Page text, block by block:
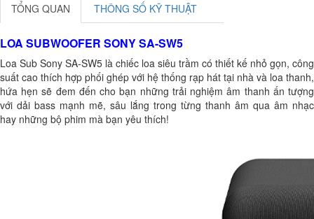
TỔNG QUAN THÔNG SỐ KỸ THUẬT
LOA SUBWOOFER SONY SA-SW5
Loa Sub Sony SA-SW5 là chiếc loa siêu trầm có thiết kế nhỏ gọn, công
suất cao thích hợp phối ghép với hệ thống rạp hát tại nhà và loa thanh,
hứa hẹn sẽ đem đến cho bạn những trải nghiệm âm thanh ấn tượng
với dải bass mạnh mẽ, sâu lắng trong từng thanh âm qua âm nhạc
hay những bộ phim mà bạn yêu thích!